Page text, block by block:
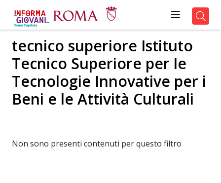
tecnico superiore Istituto
Tecnico Superiore per le
Tecnologie Innovative per i
Beni e le Attività Culturali
Non sono presenti contenuti per questo filtro